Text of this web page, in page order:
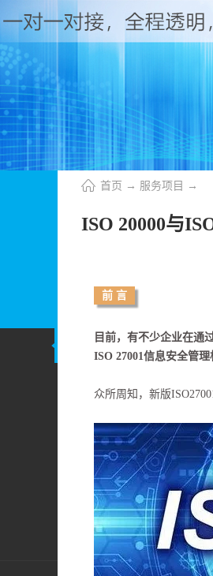
首页 → 服务项目 →
ISO 20000与
前 言
目前，有不少企业在通
ISO 27001信息安全管理
众所周知，新版